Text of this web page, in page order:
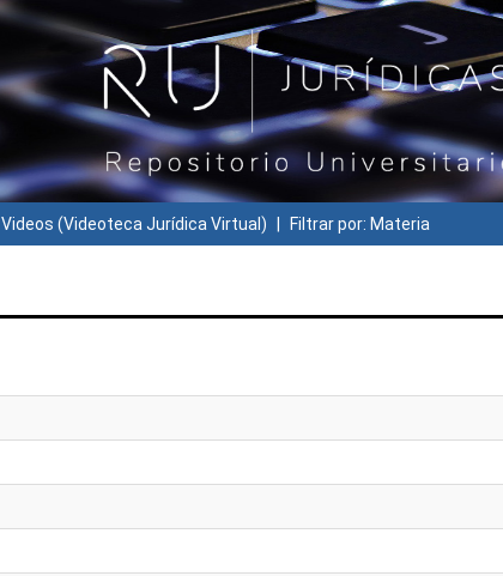
Videos (Videoteca Jurídica Virtual) Filtrar por: Materia